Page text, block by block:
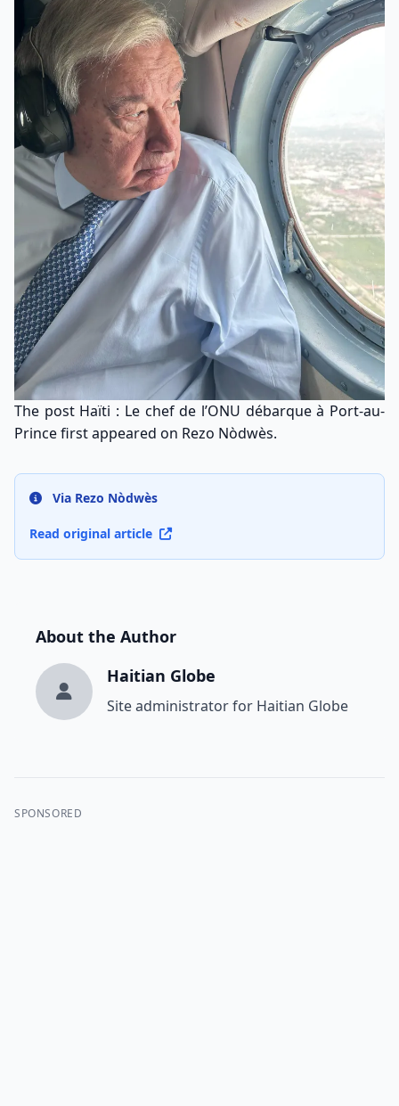
The post Haïti : Le chef de l’ONU débarque à Port-au-
Princefirst appeared on Rezo Nòdwès.
Via Rezo Nòdwès
Read original article
About the Author
Haitian Globe
Site administrator for Haitian Globe
SPONSORED